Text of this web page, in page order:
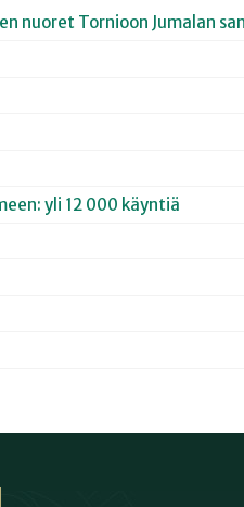
nuoret Tornioon Jumalan
yli 12 000 käyntiä